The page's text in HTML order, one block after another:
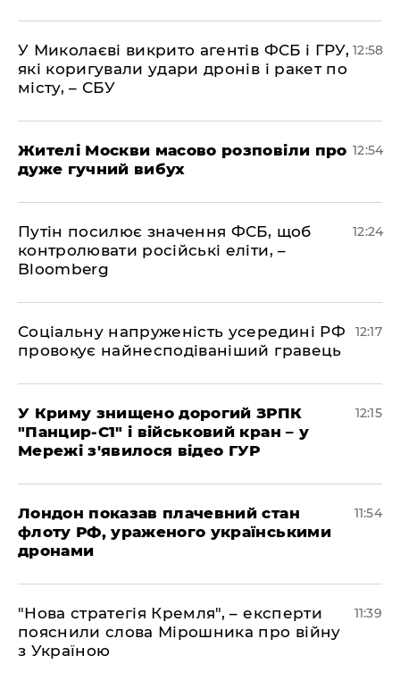
У Миколаєві викрито агентів ФСБ і ГРУ,
які коригували удари дронів і ракет по
місту, – СБУ
12:58
Жителі Москви масово розповіли про
дуже гучний вибух
12:54
Путін посилює значення ФСБ, щоб
контролювати російські еліти, –
Bloomberg
12:24
Соціальну напруженість усередині РФ
провокує найнесподіваніший гравець
12:17
У Криму знищено дорогий ЗРПК
"Панцир-С1" і військовий кран – у
Мережі з'явилося відео ГУР
12:15
Лондон показав плачевний стан
флоту РФ, ураженого українськими
дронами
11:54
"Нова стратегія Кремля", – експерти
пояснили слова Мірошника про війну
з Україною
11:39